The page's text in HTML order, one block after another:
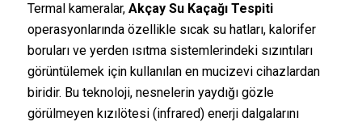
Termal kameralar, Akçay Su Kaçağı Tespiti
operasyonlarında özellikle sıcak su hatları, kalorifer
boruları ve yerden ısıtma sistemlerindeki sızıntıları
görüntülemek için kullanılan en mucizevi cihazlardan
biridir. Bu teknoloji, nesnelerin yaydığı gözle
görülmeyen kızılötesi (infrared) enerji dalgalarını